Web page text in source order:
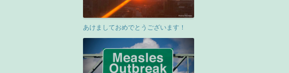
あけましておめでとうございます！